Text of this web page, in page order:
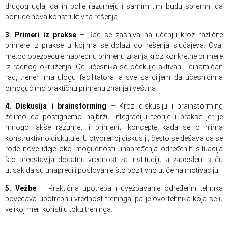
drugog ugla, da ih bolje razumeju i samim tim budu spremni da
ponude nova konstruktivna rešenja.
3. Primeri iz prakse – Rad se zasniva na učenju kroz različite
primere iz prakse u kojima se dolazi do rešenja slučajeva. Ovaj
metod obezbeđuje naprednu primenu znanja kroz konkretne primere
iz radnog okruženja. Od učesnika se očekuje aktivan i dinamičan
rad, trener ima ulogu facilitatora, a sve sa ciljem da učesnicima
omogućimo praktičnu primenu znanja i veština
4. Diskusija i brainstorming – Kroz diskusiju i brainstorming
želimo da postignemo najbržu integraciju teorije i prakse jer je
mnogo lakše razumeti i primeniti koncepte kada se o njima
konstruktivno diskutuje. U otvorenoj diskusiji, često se dešava da se
rode nove ideje oko mogućnosti unapređenja određenih situacija
što predstavlja dodatnu vrednost za instituciju a zaposleni stiču
utisak da su unapredili poslovanje što pozitivno utiče na motivaciju.
5. Vežbe– Praktična upotreba i uvežbavanje određenih tehnika
povećava upotrebnu vrednost treninga, pa je ovo tehnika koja se u
velikoj meri koristi u toku treninga.